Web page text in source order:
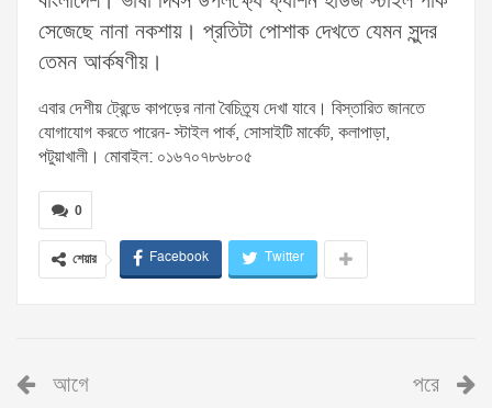
সেজেছে নানা নকশায়। প্রতিটা পোশাক দেখতে যেমন সুন্দর
তেমন আর্কষণীয়।
এবার দেশীয় ট্রেন্ডে কাপড়ের নানা বৈচিত্র্য দেখা যাবে। বিস্তারিত জানতে
যোগাযোগ করতে পারেন- স্টাইল পার্ক, সোসাইটি মার্কেট, কলাপাড়া,
পটুয়াখালী। মোবাইল: ০১৬৭০৭৮৬৮০৫
0
শেয়ার Facebook Twitter
আগে পরে